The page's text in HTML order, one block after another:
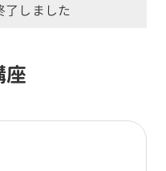
了しました
座